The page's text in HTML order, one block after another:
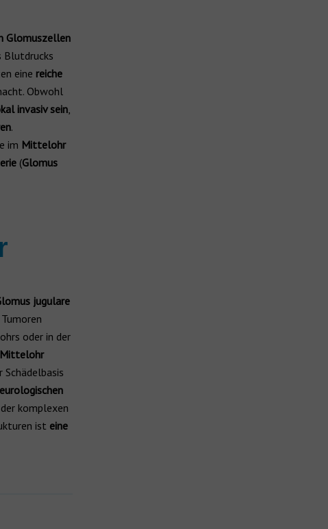
Glomuszellen
Blutdrucks
eine reiche
Obwohl
invasiv sein,
.
im Mittelohr
(Glomus
jugulare
oder in der
Mittelohr
komplexen
ist eine